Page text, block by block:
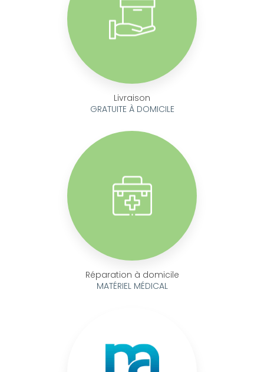
Livraison
GRATUITE À DOMICILE
Réparation à domicile
MATÉRIEL MÉDICAL